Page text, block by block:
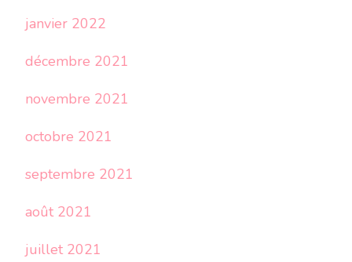
janvier 2022
décembre 2021
novembre 2021
octobre 2021
septembre 2021
août 2021
juillet 2021